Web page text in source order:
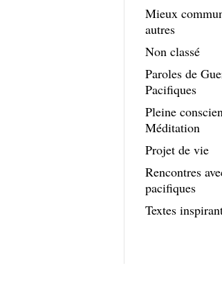
Mieux
autres
Non classé
Paroles de
Pacifiques
Pleine
Méditation
Projet de vie
Rencontres
pacifiques
Textes